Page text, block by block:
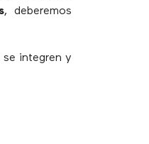
, deberemos
se integren y